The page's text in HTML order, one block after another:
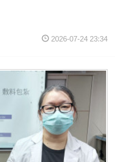
2026-07-24 23:34